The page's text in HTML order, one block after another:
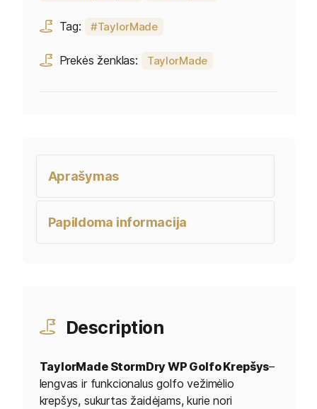
Tag: TaylorMade
Prekės ženklas: TaylorMade
Aprašymas
Papildoma informacija
Description
TaylorMade StormDry WP Golfo Krepšys–
lengvas ir funkcionalus golfo vežimėlio
krepšys, sukurtas žaidėjams, kurie nori